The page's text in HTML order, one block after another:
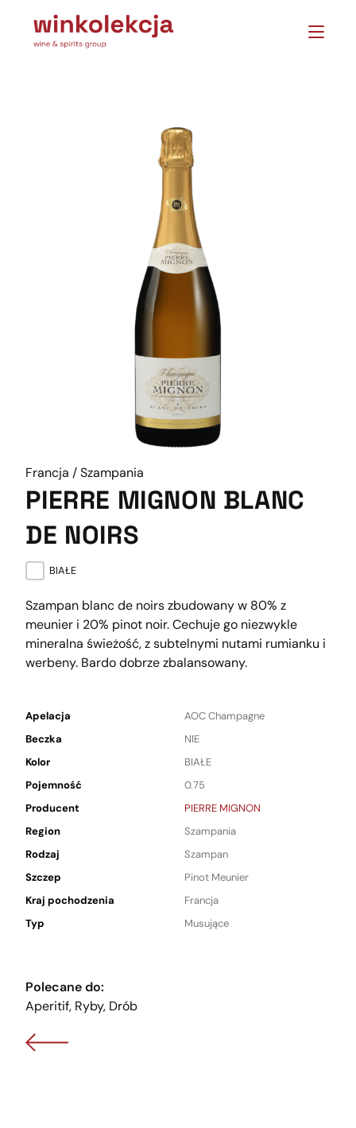
Francja / Szampania
PIERRE MIGNON BLANC
DE NOIRS
BIAŁE
Szampan blanc de noirs zbudowany w 80% z
meunier i 20% pinot noir. Cechuje go niezwykle
mineralna świeżość, z subtelnymi nutami rumianku i
werbeny. Bardo dobrze zbalansowany.
Apelacja
AOC Champagne
Beczka
NIE
Kolor
BIAŁE
Pojemność
0.75
Producent
PIERRE MIGNON
Region
Szampania
Rodzaj
Szampan
Szczep
Pinot Meunier
Kraj pochodzenia
Francja
Typ
Musujące
Polecane do:
Aperitif, Ryby, Drób